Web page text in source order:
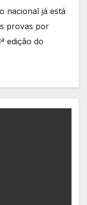
nacional já está
provas por
edição do